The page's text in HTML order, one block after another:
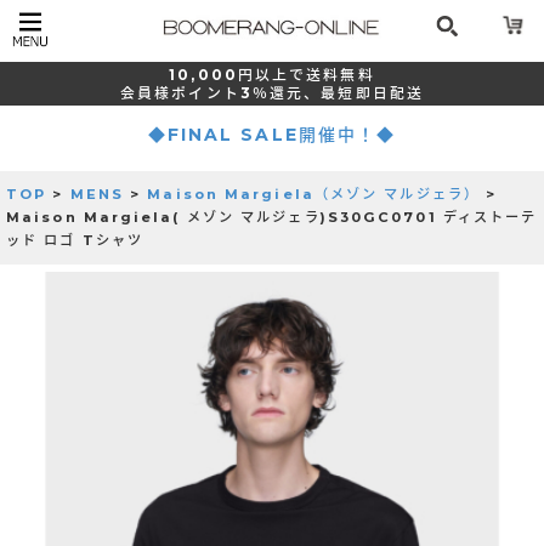
10,000 円以上で送料無料
会員様ポイント 3％還元、最短 即日配送
◆FINAL SALE開催中！◆
TOP > MENS > Maison Margiela（メゾン マルジェラ）
>
Maison Margiela( メゾン マルジェラ)S30GC0701 ディストーテ
ッド ロゴ Tシャツ